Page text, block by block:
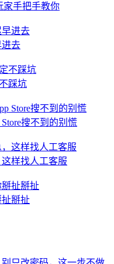
家手把手教你
去
踩坑
搜不到的别慌
样找人工客服
掰扯